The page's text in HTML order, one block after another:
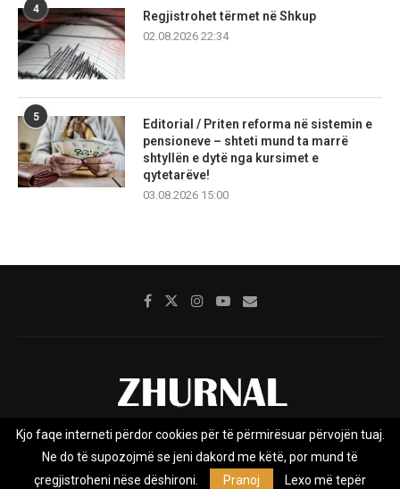
4
Regjistrohet tërmet në Shkup
02.08.2026 22:34
5
Editorial / Priten reforma në sistemin e
pensioneve – shteti mund ta marrë
shtyllën e dytë nga kursimet e
qytetarëve!
03.08.2026 15:00
Rreth nesh Impresumi Marketing
Privacy Policy
Kjo faqe interneti përdor cookies për të përmirësuar përvojën tuaj.
Ne do të supozojmë se jeni dakord me këtë, por mund të
çregjistroheni nëse dëshironi.
Pranoj Lexo më tepër